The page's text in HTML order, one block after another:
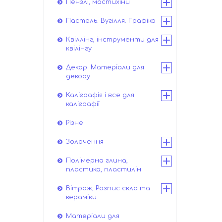
Пензлі, мастихіни
Пастель. Вугілля. Графіка
Квіллінг, інструменти для
квілінгу
Декор. Матеріали для
декору
Каліграфія і все для
каліграфії
Різне
Золочення
Полімерна глина,
пластика, пластилін
Вітраж, Розпис скла та
кераміки
Матеріали для